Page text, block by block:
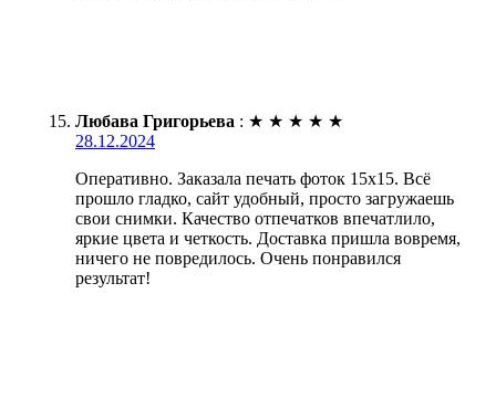
Любава Григорьева : ★ ★ ★ ★ ★
28.12.2024
Оперативно. Заказала печать фоток 15х15. Всё
прошло гладко, сайт удобный, просто загружаешь
свои снимки. Качество отпечатков впечатлило,
яркие цвета и четкость. Доставка пришла вовремя,
ничего не повредилось. Очень понравился
результат!